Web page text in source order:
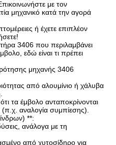
με τον
μηχανικό κατά την αγορά
ή έχετε επιπλέον
3406 που περιλαμβάνει
εδώ είναι τι πρέπει
μηχανής 3406
από αλουμίνιο ή χάλυβα
τα έμβολο ανταποκρίνονται
αναλογία συμπίεσης).
**:
ανάλογα με τη
από χυτοσίδηρο για